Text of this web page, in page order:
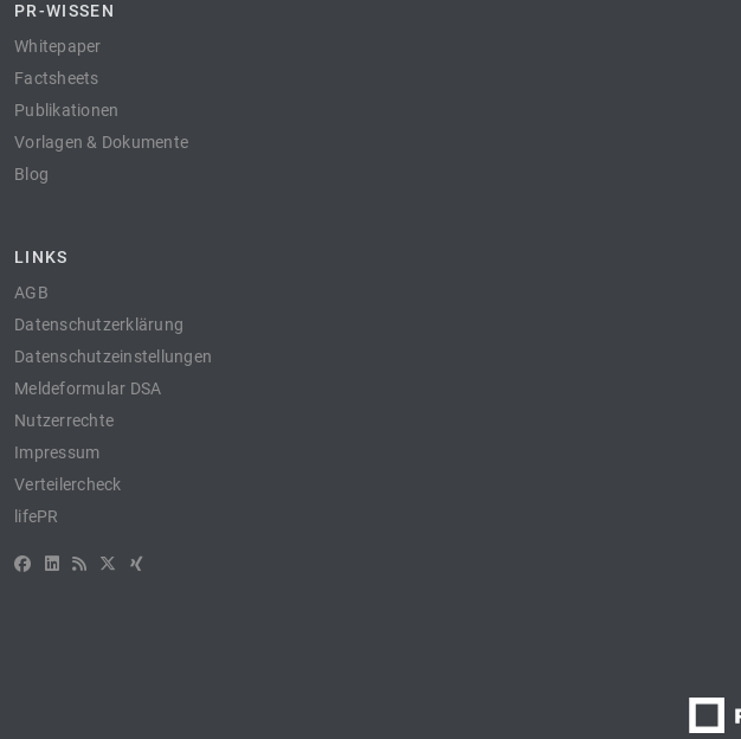
PR-WISSEN
Whitepaper
Factsheets
Publikationen
Vorlagen & Dokumente
Blog
LINKS
AGB
Datenschutzerklärung
Datenschutzeinstellungen
Meldeformular DSA
Nutzerrechte
Impressum
Verteilercheck
lifePR